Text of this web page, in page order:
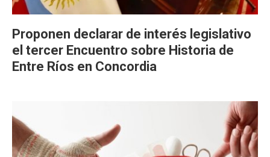
Proponen declarar de interés legislativo
el tercer Encuentro sobre Historia de
Entre Ríos en Concordia